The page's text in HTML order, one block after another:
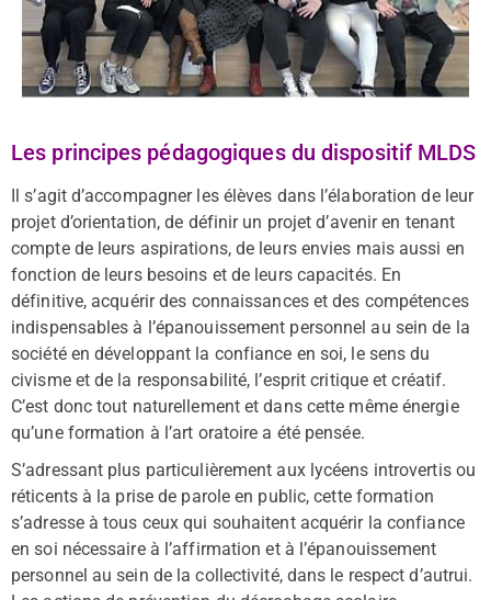
Les principes pédagogiques du dispositif MLDS
Il s’agit d’accompagner les élèves dans l’élaboration de leur
projet d’orientation, de définir un projet d’avenir en tenant
compte de leurs aspirations, de leurs envies mais aussi en
fonction de leurs besoins et de leurs capacités. En
définitive, acquérir des connaissances et des compétences
indispensables à l’épanouissement personnel au sein de la
société en développant la confiance en soi, le sens du
civisme et de la responsabilité, l’esprit critique et créatif.
C’est donc tout naturellement et dans cette même énergie
qu’une formation à l’art oratoire a été pensée.
S’adressant plus particulièrement aux lycéens introvertis ou
réticents à la prise de parole en public, cette formation
s’adresse à tous ceux qui souhaitent acquérir la confiance
en soi nécessaire à l’affirmation et à l’épanouissement
personnel au sein de la collectivité, dans le respect d’autrui.